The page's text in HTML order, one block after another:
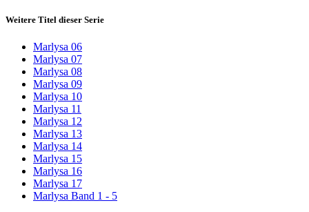
Weitere Titel dieser Serie
Marlysa 06
Marlysa 07
Marlysa 08
Marlysa 09
Marlysa 10
Marlysa 11
Marlysa 12
Marlysa 13
Marlysa 14
Marlysa 15
Marlysa 16
Marlysa 17
Marlysa Band 1 - 5